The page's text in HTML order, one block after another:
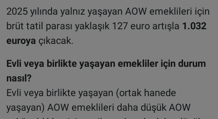
2025 yılında yalnız yaşayan AOW emeklileri için
brüt tatil parası yaklaşık 127 euro artışla 1.032
euroya çıkacak.
Evli veya birlikte yaşayan emekliler için durum
nasıl?
Evli veya birlikte yaşayan (ortak hanede
yaşayan) AOW emeklileri daha düşük AOW